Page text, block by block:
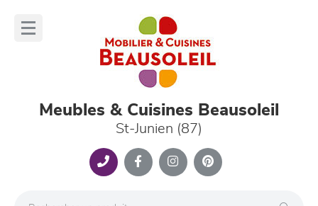
Meubles & Cuisines Beausoleil
St-Junien (87)